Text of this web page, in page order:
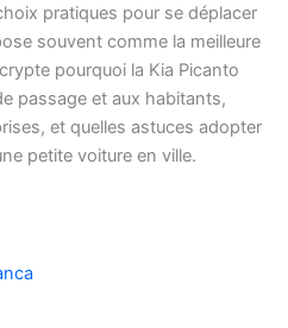
pratiques pour se déplacer
souvent comme la meilleure
pourquoi la Kia Picanto
passage et aux habitants,
et quelles astuces adopter
petite voiture en ville.